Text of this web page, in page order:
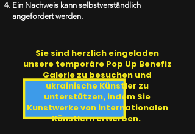
Ein Nachweis kann selbstverständlich
angefordert werden.
Sie sind herzlich eingeladen
unsere temporäre Pop Up Benefiz
Galerie zu besuchen und
ukrainische Künstler zu
unterstützen, indem Sie
Kunstwerke von internationalen
Künstlern erwerben.